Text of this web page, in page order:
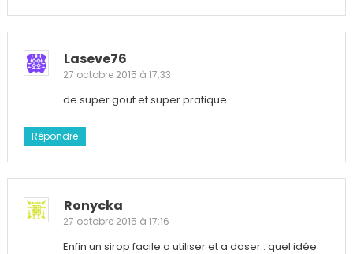
Laseve76
27 octobre 2015 à 17:33
de super gout et super pratique
Répondre
Ronycka
27 octobre 2015 à 17:16
Enfin un sirop facile a utiliser et a doser.. quel idée